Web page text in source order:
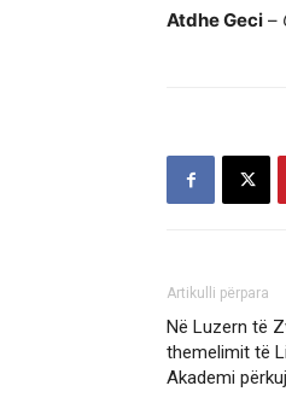
Atdhe Geci –
Artikulli përpara
Në Luzern të
themelimit të
Akademi